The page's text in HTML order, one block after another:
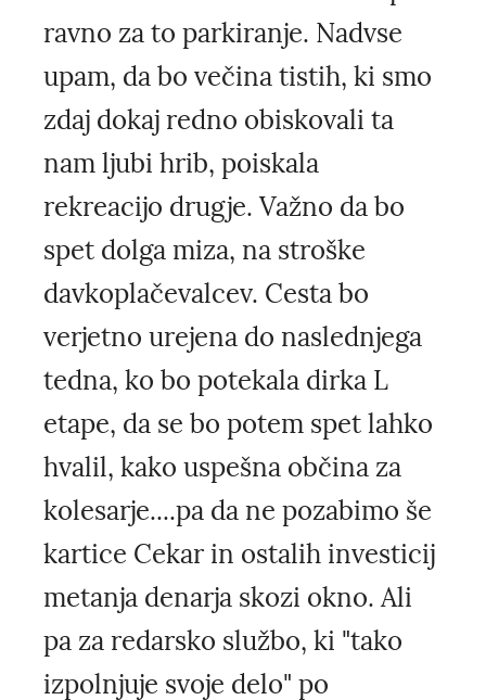
ravno za to parkiranje. Nadvse
upam, da bo večina tistih, ki smo
zdaj dokaj redno obiskovali ta
nam ljubi hrib, poiskala
rekreacijo drugje. Važno da bo
spet dolga miza, na stroške
davkoplačevalcev. Cesta bo
verjetno urejena do naslednjega
tedna, ko bo potekala dirka L
etape, da se bo potem spet lahko
hvalil, kako uspešna občina za
kolesarje....pa da ne pozabimo še
kartice Cekar in ostalih investicij
metanja denarja skozi okno. Ali
pa za redarsko službo, ki "tako
izpolnjuje svoje delo" po